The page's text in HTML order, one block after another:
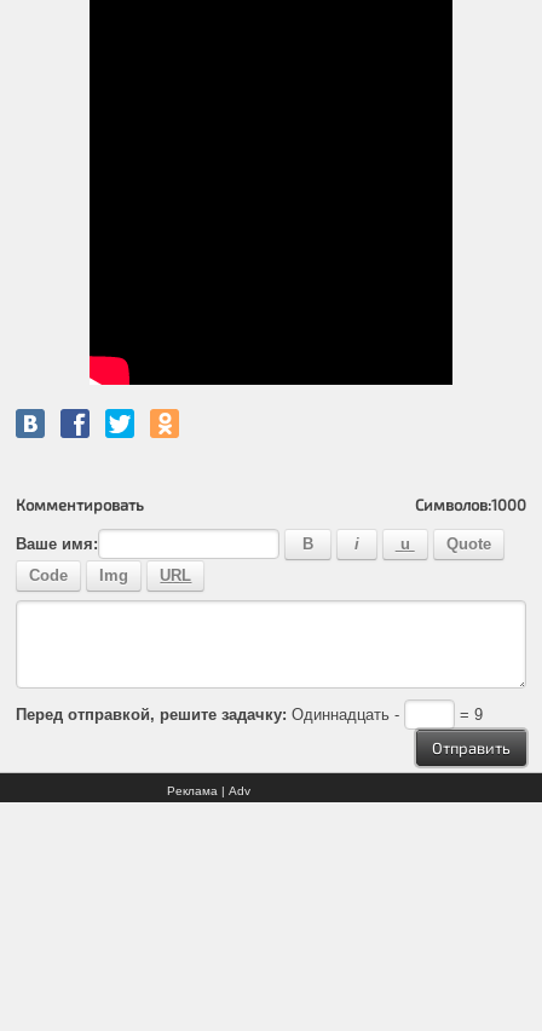
Комментировать Символов:1000
Ваше имя:
Перед отправкой, решите задачку: Одиннадцать - = 9
Реклама | Adv